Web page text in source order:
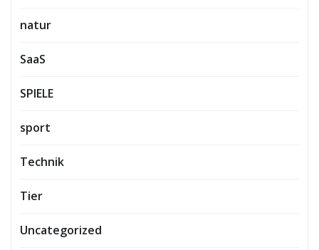
natur
SaaS
SPIELE
sport
Technik
Tier
Uncategorized